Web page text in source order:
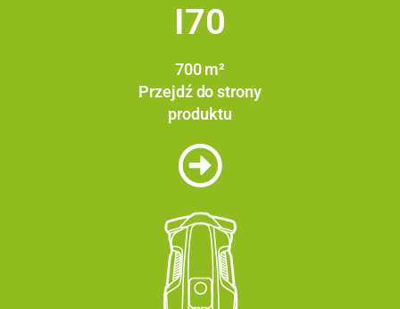
I70
700 m²
Przejdź do strony
produktu